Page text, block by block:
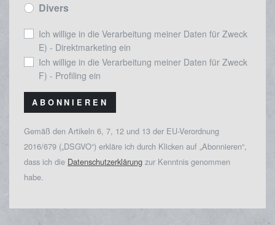
Divers
Ich willige in die Verarbeitung meiner Daten für Zweck
E) - Direktmarketing ein
Ich willige in die Verarbeitung meiner Daten für Zweck
F) - Profiling ein
ABONNIEREN
Gemäß den Artikeln 6, 7, 12 und 13 der EU-Verordnung
2016/679 („DSGVO“) erkläre ich durch Klicken auf „Abonnieren“,
dass ich die Datenschutzerklärung zur Kenntnis genommen
habe.